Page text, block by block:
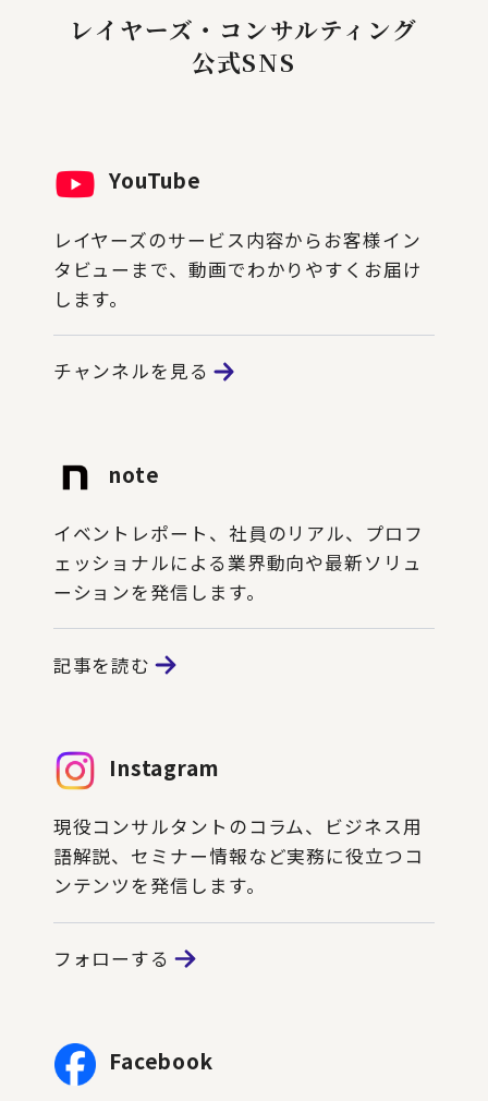
レイヤーズ・コンサルティング
公式SNS
YouTube
レイヤーズのサービス内容からお客様イン
タビューまで、動画でわかりやすくお届け
します。
チャンネルを見る
note
イベントレポート、社員のリアル、プロフ
ェッショナルによる業界動向や最新ソリュ
ーションを発信します。
記事を読む
Instagram
現役コンサルタントのコラム、ビジネス用
語解説、セミナー情報など実務に役立つコ
ンテンツを発信します。
フォローする
Facebook